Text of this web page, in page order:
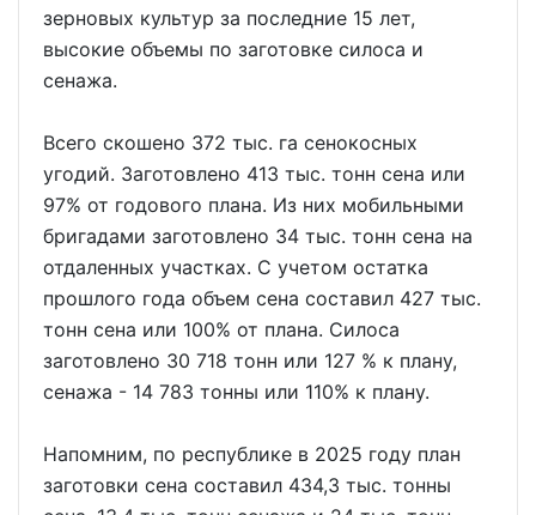
зерновых культур за последние 15 лет,
высокие объемы по заготовке силоса и
сенажа.
Всего скошено 372 тыс. га сенокосных
угодий. Заготовлено 413 тыс. тонн сена или
97% от годового плана. Из них мобильными
бригадами заготовлено 34 тыс. тонн сена на
отдаленных участках. С учетом остатка
прошлого года объем сена составил 427 тыс.
тонн сена или 100% от плана. Силоса
заготовлено 30 718 тонн или 127 % к плану,
сенажа - 14 783 тонны или 110% к плану.
Напомним, по республике в 2025 году план
заготовки сена составил 434,3 тыс. тонны